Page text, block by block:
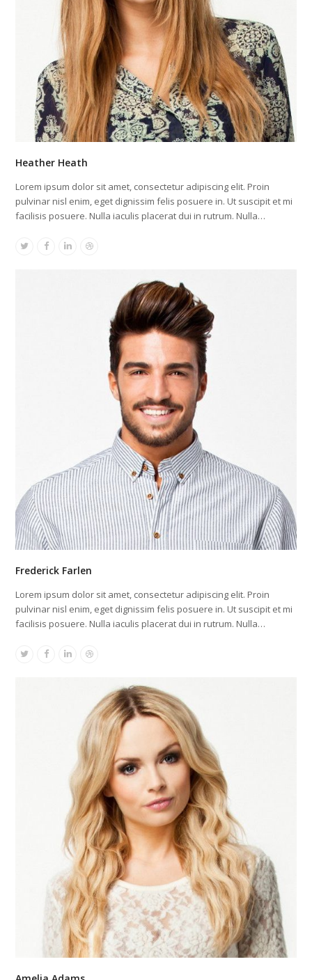
Heather Heath
Lorem ipsum dolor sit amet, consectetur adipiscing elit. Proin
pulvinar nisl enim, eget dignissim felis posuere in. Ut suscipit et mi
facilisis posuere. Nulla iaculis placerat dui in rutrum. Nulla…
TwitterFacebook
LinkedinDribbble
Frederick Farlen
Lorem ipsum dolor sit amet, consectetur adipiscing elit. Proin
pulvinar nisl enim, eget dignissim felis posuere in. Ut suscipit et mi
facilisis posuere. Nulla iaculis placerat dui in rutrum. Nulla…
TwitterFacebook
LinkedinDribbble